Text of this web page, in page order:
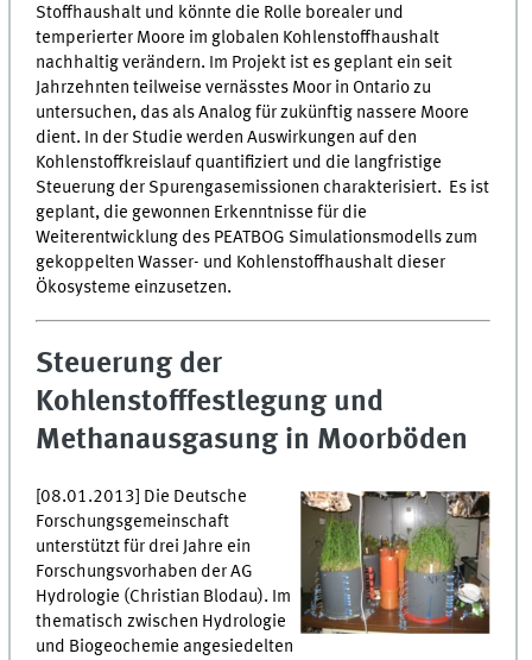
Stoffhaushalt und könnte die Rolle borealer und
temperierter Moore im globalen Kohlenstoffhaushalt
nachhaltig verändern. Im Projekt ist es geplant ein seit
Jahrzehnten teilweise vernässtes Moor in Ontario zu
untersuchen, das als Analog für zukünftig nassere Moore
dient. In der Studie werden Auswirkungen auf den
Kohlenstoffkreislauf quantifiziert und die langfristige
Steuerung der Spurengasemissionen charakterisiert. Es ist
geplant, die gewonnen Erkenntnisse für die
Weiterentwicklung des PEATBOG Simulationsmodells zum
gekoppelten Wasser- und Kohlenstoffhaushalt dieser
Ökosysteme einzusetzen.
Steuerung der
Kohlenstofffestlegung und
Methanausgasung in Moorböden
[08.01.2013] Die Deutsche
Forschungsgemeinschaft
unterstützt für drei Jahre ein
Forschungsvorhaben der AG
Hydrologie (Christian Blodau). Im
thematisch zwischen Hydrologie
und Biogeochemie angesiedelten